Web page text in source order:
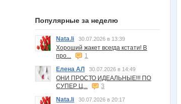
Популярные за неделю
Nata.li 30.07.2026 в 13:39
Хороший жакет всегда кстати! В
про...
1
Елена АЛ
30.07.2026 в 14:49
ОНИ ПРОСТО ИДЕАЛЬНЫЕ!!! ПО
СУПЕР Ц...
3
Nata.li
30.07.2026 в 20:17